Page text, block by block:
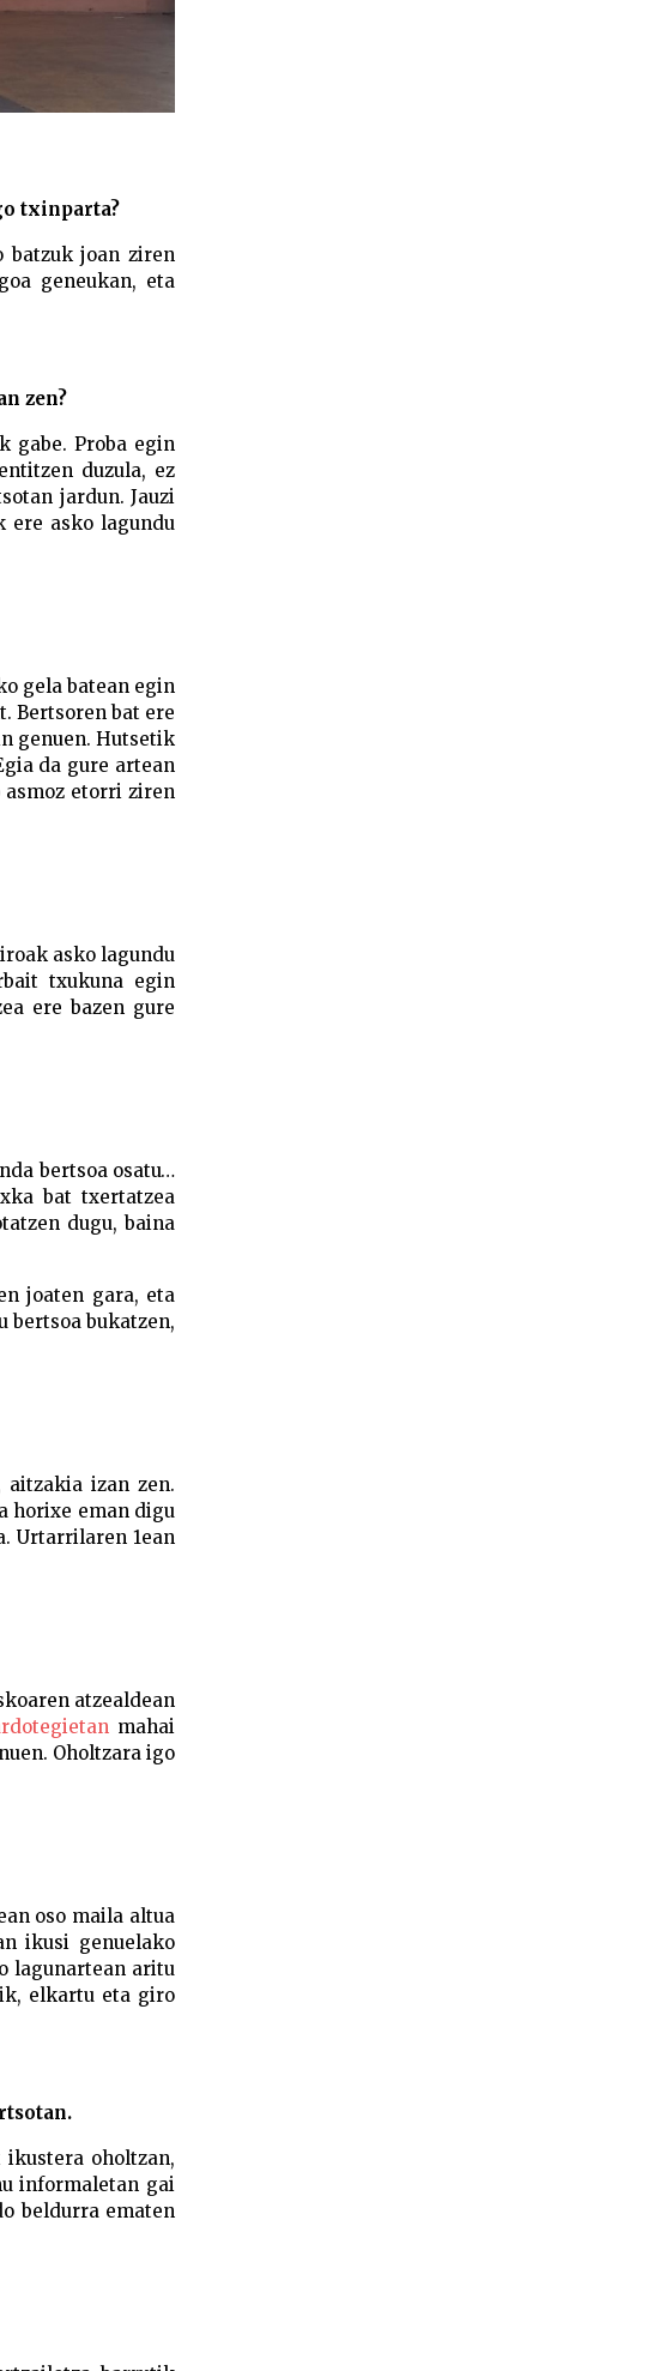
txinparta?
batzuk joan ziren
geneukan, eta
zen?
gabe. Proba egin
duzula, ez
jardun. Jauzi
ere asko lagundu
gela batean egin
Bertsoren bat ere
genuen. Hutsetik
da gure artean
asmoz etorri ziren
asko lagundu
txukuna egin
ere bazen gure
bertsoa osatu…
bat txertatzea
dugu, baina
joaten gara, eta
bertsoa bukatzen,
aitzakia izan zen.
horixe eman digu
Urtarrilaren 1ean
atzealdean
mahai
Oholtzara igo
oso maila altua
ikusi genuelako
lagunartean aritu
elkartu eta giro
oholtzan,
informaletan gai
beldurra ematen